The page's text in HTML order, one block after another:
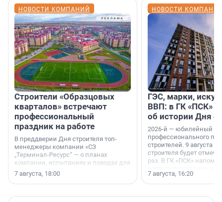
НОВОСТИ КОМПАНИЙ
Строители «Образцовых
кварталов» встречают
профессиональный
праздник на работе
В преддверии Дня строителя топ-
менеджеры компании «СЗ
„Терминал-Ресурс“ — о планах
компании, испытаниях и поводах для
осторожного оптимизма.
7 августа, 18:00
НОВОСТИ
ГЭС, марки,
ВВП: в ГК «ПСК»
об истории Дня
2026-й — юбилейный
профессионального
строителей. 9 августа
строителя будет
раз. В ГК «ПСК»
поменялась роль
7 августа, 16:20